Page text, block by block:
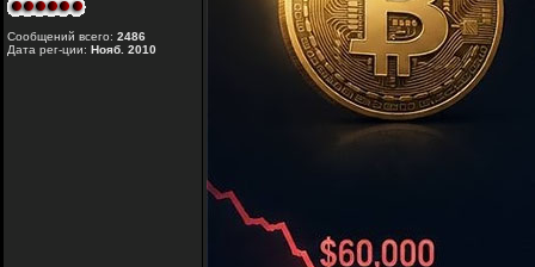
Сообщений всего: 2486
Дата рег-ции: Нояб. 2010